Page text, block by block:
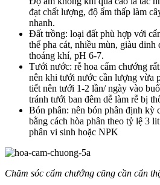
đạt chất lượng, độ ẩm thấp làm
nhanh.
Đất trồng: loại đất phù hợp với
thể pha cát, nhiều mùn, giàu dinh
thoáng khí, pH 6-7.
Tưới nước: rễ hoa cẩm chướng
nên khi tưới nước cần lượng vừa
tiết nên tưới 1-2 lần/ ngày vào
tránh tưới ban đêm dễ làm rễ bị
Bón phân: nên bón phân định kỳ
bằng cách hòa phân theo tỷ lệ 3
phân vi sinh hoặc NPK
Chăm sóc cẩm chướng cũng cần cẩn